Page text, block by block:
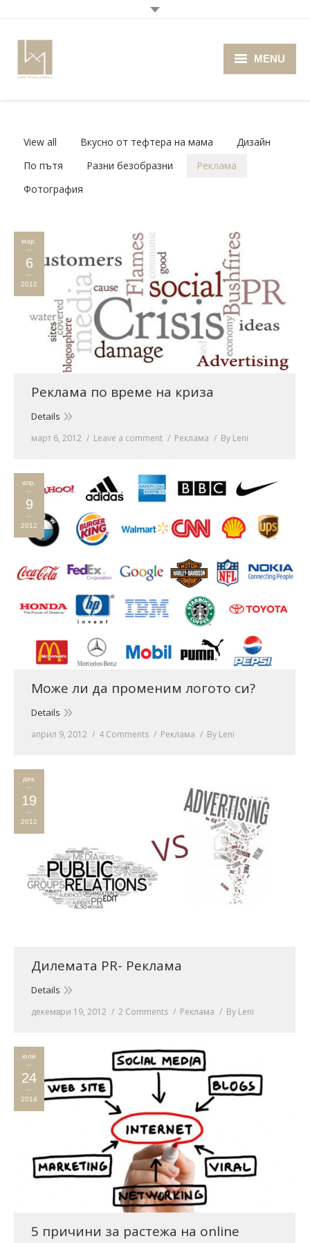
MENU
Portfolio
Retro Camera Museum
View all Вкусно от тефтера на мама
Дизайн
По пътя
Разни безобразни
Реклама
Фотография
мар.
6
2012
Реклама по време на криза
Details
март 6, 2012 Leave a comment Реклама By Leni
апр.
9
2012
Може ли да променим логото си?
Details
април 9, 2012 4 Comments Реклама By Leni
дек.
19
2012
Дилемата PR- Реклама
Details
декември 19, 2012 2 Comments Реклама By Leni
юли
24
2014
5 причини за растежа на online